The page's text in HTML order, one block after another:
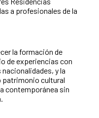
a profesionales de la
la formación de
de experiencias con
y la
patrimonio cultural
contemporánea sin